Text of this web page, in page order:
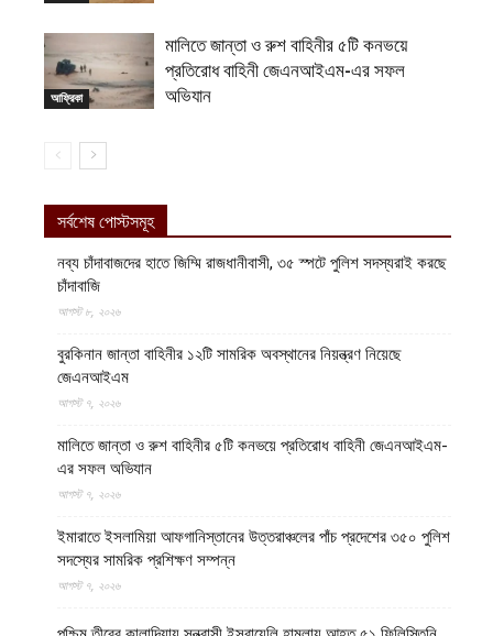
আফ্রিকা
মালিতে জান্তা ও রুশ বাহিনীর ৫টি কনভয়ে
প্রতিরোধ বাহিনী জেএনআইএম-এর সফল
অভিযান
সর্বশেষ পোস্টসমূহ
নব্য চাঁদাবাজদের হাতে জিম্মি রাজধানীবাসী, ৩৫ স্পটে পুলিশ সদস্যরাই করছে
চাঁদাবাজি
আগস্ট ৮, ২০২৬
বুরকিনান জান্তা বাহিনীর ১২টি সামরিক অবস্থানের নিয়ন্ত্রণ নিয়েছে
জেএনআইএম
আগস্ট ৭, ২০২৬
মালিতে জান্তা ও রুশ বাহিনীর ৫টি কনভয়ে প্রতিরোধ বাহিনী জেএনআইএম-
এর সফল অভিযান
আগস্ট ৭, ২০২৬
ইমারাতে ইসলামিয়া আফগানিস্তানের উত্তরাঞ্চলের পাঁচ প্রদেশের ৩৫০ পুলিশ
সদস্যের সামরিক প্রশিক্ষণ সম্পন্ন
আগস্ট ৭, ২০২৬